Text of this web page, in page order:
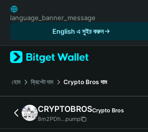
English
日本語
Русский
Español (Latinoamérica)
Türkçe
Italiano
Deutsch
简体中文
繁體中文
language_banner_message
English এ সুইচ করুন
হোম ক্রিপ্টো দাম Crypto Bros দাম
CRYPTOBROSCrypto Bros
8m2PDh...pump